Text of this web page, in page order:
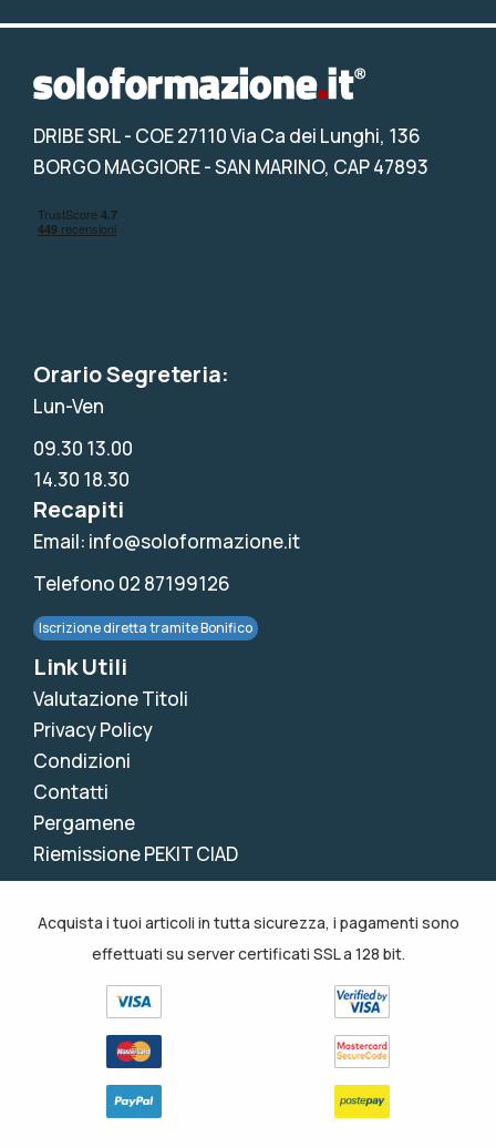
DRIBE SRL- COE 27110 Via Ca dei Lunghi, 136
BORGO MAGGIORE - SAN MARINO, CAP 47893
Orario Segreteria:
Lun-Ven
09.30 13.00
14.30 18.30
Recapiti
Email: info@soloformazione.it
Telefono 02 87199126
Iscrizione diretta tramite Bonifico
Link Utili
Valutazione Titoli
Privacy Policy
Condizioni
Contatti
Pergamene
Riemissione PEKIT CIAD
Acquista i tuoi articoli in tutta sicurezza, i pagamenti sono
effettuati su server certificati SSL a 128 bit.